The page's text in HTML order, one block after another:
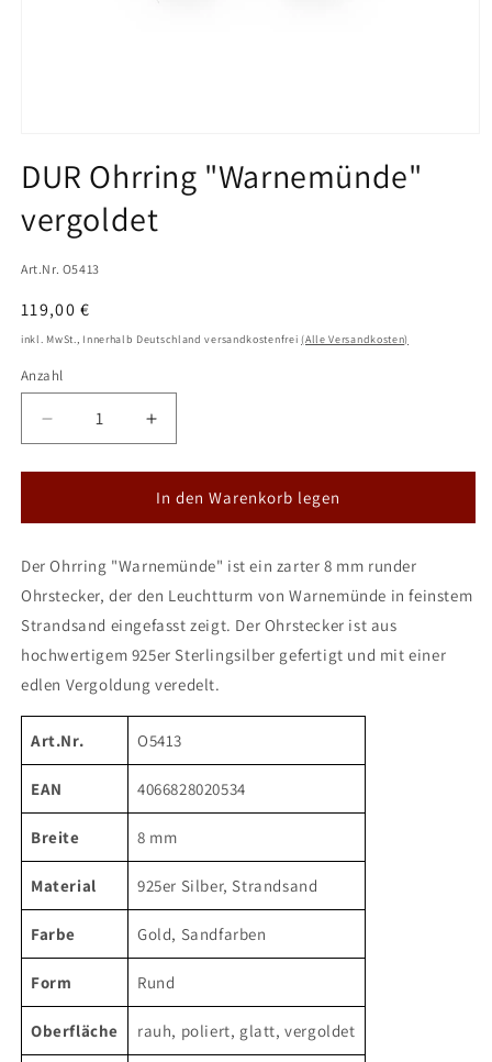
in
Modal
DUR Ohrring "Warnemünde"
vergoldet
Art.Nr. O5413
Normaler
Preis
119,00 €
inkl. MwSt., Innerhalb Deutschland versandkostenfrei(Alle Versandkosten)
Anzahl
Verringere
die
Menge
DUR
&quot;Warnemünde&quot;
vergoldet
Erhöhe
die
Menge
für
DUR
&quot;Warnemünde&quot;
vergoldet
In den Warenkorb legen
Der Ohrring "Warnemünde" ist ein zarter 8 mm runder
Ohrstecker, der den Leuchtturm von Warnemünde in feinstem
Strandsand eingefasst zeigt. Der Ohrstecker ist aus
hochwertigem 925er Sterlingsilber gefertigt und mit einer
edlen Vergoldung veredelt.
Art.Nr. O5413
EAN 4066828020534
Breite 8 mm
Material 925er Silber, Strandsand
Farbe Gold, Sandfarben
Form Rund
Oberfläche rauh, poliert, glatt, vergoldet